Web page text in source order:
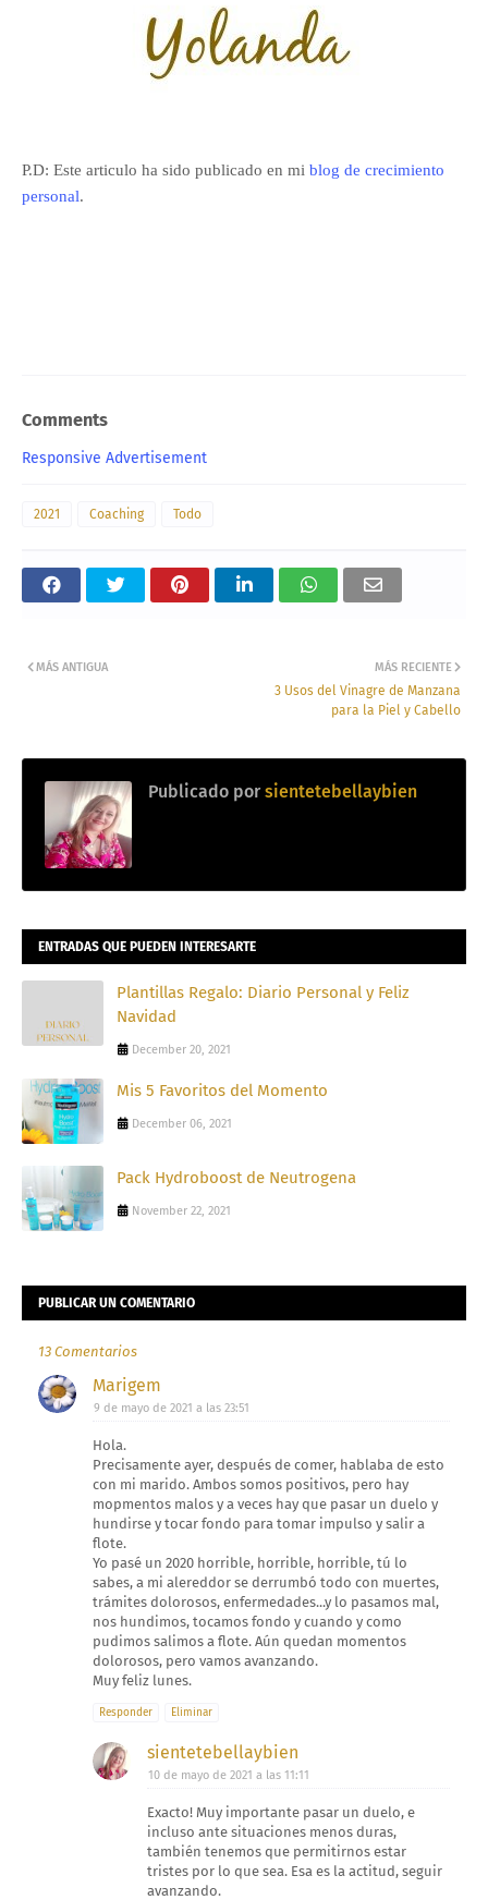
P.D: Este articulo ha sido publicado en mi blog de crecimiento
personal.
Comments
Responsive Advertisement
2021 Coaching Todo
MÁS RECIENTE
3 Usos del Vinagre de Manzana
para la Piel y Cabello
MÁS ANTIGUA
Publicado por sientetebellaybien
ENTRADAS QUE PUEDEN INTERESARTE
Plantillas Regalo: Diario Personal y Feliz
Navidad
December 20, 2021
Mis 5 Favoritos del Momento
December 06, 2021
Pack Hydroboost de Neutrogena
November 22, 2021
PUBLICAR UN COMENTARIO
13 Comentarios
Marigem
9 de mayo de 2021 a las 23:51
Hola.
Precisamente ayer, después de comer, hablaba de esto
con mi marido. Ambos somos positivos, pero hay
mopmentos malos y a veces hay que pasar un duelo y
hundirse y tocar fondo para tomar impulso y salir a
flote.
Yo pasé un 2020 horrible, horrible, horrible, tú lo
sabes, a mi alereddor se derrumbó todo con muertes,
trámites dolorosos, enfermedades...y lo pasamos mal,
nos hundimos, tocamos fondo y cuando y como
pudimos salimos a flote. Aún quedan momentos
dolorosos, pero vamos avanzando.
Muy feliz lunes.
Responder Eliminar
sientetebellaybien
10 de mayo de 2021 a las 11:11
Exacto! Muy importante pasar un duelo, e
incluso ante situaciones menos duras,
también tenemos que permitirnos estar
tristes por lo que sea. Esa es la actitud, seguir
avanzando.